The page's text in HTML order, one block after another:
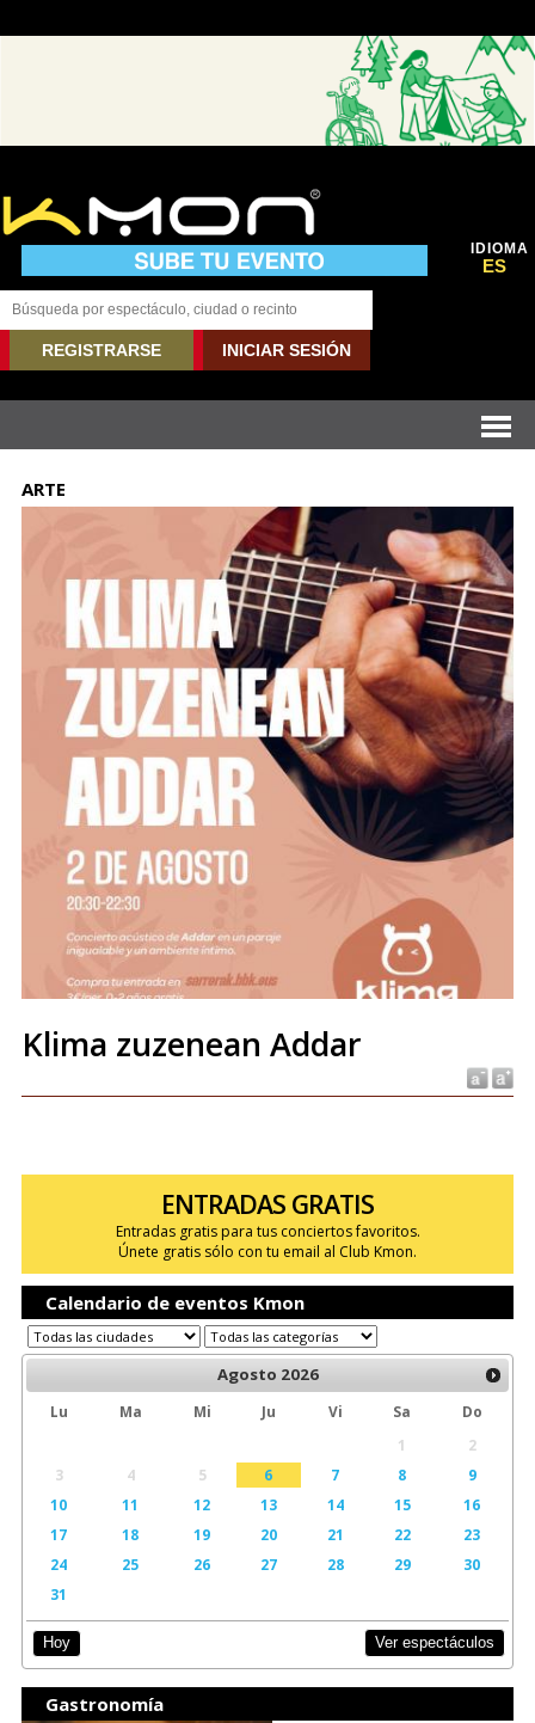
IDIOMA
ES
REGISTRARSE INICIAR SESIÓN
ARTE
Klima zuzenean Addar
ENTRADAS GRATIS
Entradas gratis para tus conciertos favoritos.
Únete gratis sólo con tu email al Club Kmon.
Calendario de eventos Kmon
Agosto 2026
Lu Ma Mi Ju Vi Sa
Do
1
2
3
4 5 6 7 8
9
10
11 12 13 14 15
16
17
18 19 20 21 22
23
24
25 26 27 28 29
30
31
Hoy Ver espectáculos
Gastronomía